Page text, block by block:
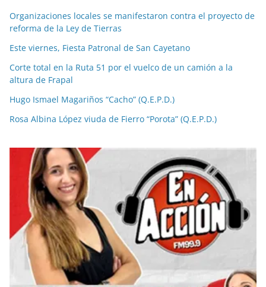
Organizaciones locales se manifestaron contra el proyecto de
reforma de la Ley de Tierras
Este viernes, Fiesta Patronal de San Cayetano
Corte total en la Ruta 51 por el vuelco de un camión a la
altura de Frapal
Hugo Ismael Magariños “Cacho” (Q.E.P.D.)
Rosa Albina López viuda de Fierro “Porota” (Q.E.P.D.)